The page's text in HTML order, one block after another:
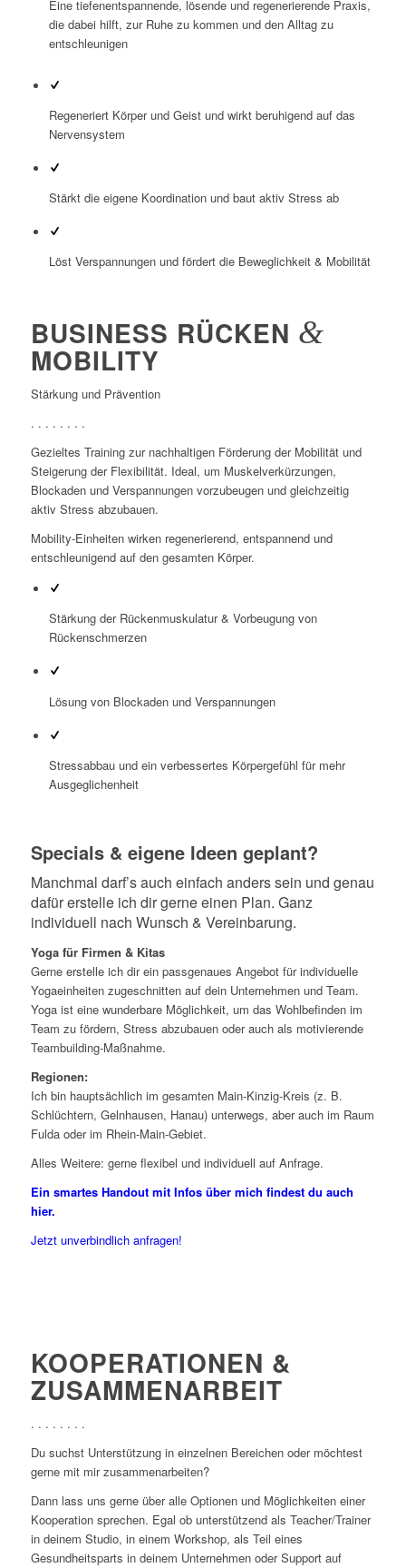
Eine tiefenentspannende, lösende und regenerierende Praxis,
die dabei hilft, zur Ruhe zu kommen und den Alltag zu
entschleunigen
Regeneriert Körper und Geist und wirkt beruhigend auf das
Nervensystem
Stärkt die eigene Koordination und baut aktiv Stress ab
Löst Verspannungen und fördert die Beweglichkeit & Mobilität
BUSINESS RÜCKEN &
MOBILITY
Stärkung und Prävention
. . . . . . . .
Gezieltes Training zur nachhaltigen Förderung der Mobilität und
Steigerung der Flexibilität. Ideal, um Muskelverkürzungen,
Blockaden und Verspannungen vorzubeugen und gleichzeitig
aktiv Stress abzubauen.
Mobility-Einheiten wirken regenerierend, entspannend und
entschleunigend auf den gesamten Körper.
Stärkung der Rückenmuskulatur & Vorbeugung von
Rückenschmerzen
Lösung von Blockaden und Verspannungen
Stressabbau und ein verbessertes Körpergefühl für mehr
Ausgeglichenheit
Specials & eigene Ideen geplant?
Manchmal darf’s auch einfach anders sein und genau
dafür erstelle ich dir gerne einen Plan. Ganz
individuell nach Wunsch & Vereinbarung.
Yoga für Firmen & Kitas
Gerne erstelle ich dir ein passgenaues Angebot für individuelle
Yogaeinheiten zugeschnitten auf dein Unternehmen und Team.
Yoga ist eine wunderbare Möglichkeit, um das Wohlbefinden im
Team zu fördern, Stress abzubauen oder auch als motivierende
Teambuilding-Maßnahme.
Regionen:
Ich bin hauptsächlich im gesamten Main-Kinzig-Kreis (z. B.
Schlüchtern, Gelnhausen, Hanau) unterwegs, aber auch im Raum
Fulda oder im Rhein-Main-Gebiet.
Alles Weitere: gerne flexibel und individuell auf Anfrage.
Ein smartes Handout mit Infos über mich findest du auch
hier.
Jetzt unverbindlich anfragen!
KOOPERATIONEN &
ZUSAMMENARBEIT
. . . . . . . .
Du suchst Unterstützung in einzelnen Bereichen oder möchtest
gerne mit mir zusammenarbeiten?
Dann lass uns gerne über alle Optionen und Möglichkeiten einer
Kooperation sprechen. Egal ob unterstützend als Teacher/Trainer
in deinem Studio, in einem Workshop, als Teil eines
Gesundheitsparts in deinem Unternehmen oder Support auf